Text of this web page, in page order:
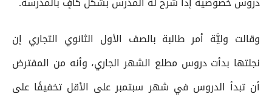
وقالت وليَّة أمر طالبة بالصف الأول الثانوي التجاري إن
نجلتها بدأت دروس مطلع الشهر الجاري، وأنه من المفترض
أن تبدأ الدروس في شهر سبتمبر على الأقل تخفيفًا على